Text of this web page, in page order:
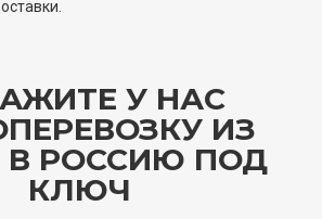
У НАС
ИЗ
В РОССИЮ ПОД
КЛЮЧ